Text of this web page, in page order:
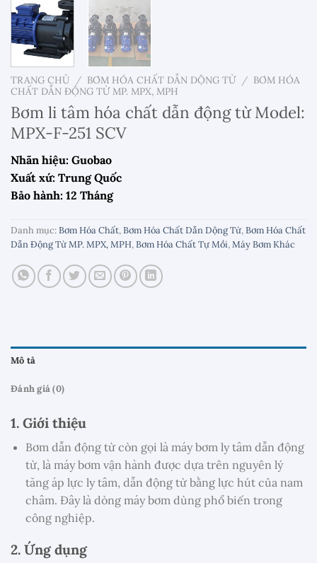
TRANG CHỦ / BƠM HÓA CHẤT DẪN DỘNG TỪ / BƠM HÓA
CHẤT DẪN ĐỘNG TỪ MP. MPX, MPH
Bơm li tâm hóa chất dẫn động từ Model:
MPX-F-251 SCV
Nhãn hiệu: Guobao
Xuất xứ: Trung Quốc
Bảo hành: 12 Tháng
Danh mục:Bơm Hóa Chất,Bơm Hóa Chất Dẫn Dộng Từ,Bơm Hóa Chất
Dẫn Động Từ MP. MPX, MPH,Bơm Hóa Chất Tự Mồi,Máy Bơm Khác
Mô tả
Đánh giá (0)
1. Giới thiệu
Bơm dẫn động từ còn gọi là máy bơm ly tâm dẫn động
từ, là máy bơm vận hành được dựa trên nguyên lý
tăng áp lực ly tâm, dẫn động từ bằng lực hút của nam
châm. Đây là dòng máy bơm dùng phổ biến trong
công nghiệp.
2. Ứng dụng